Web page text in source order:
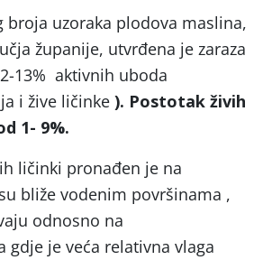
broja uzoraka plodova maslina,
županije, utvrđena je zaraza
13% aktivnih uboda
i žive ličinke ). Postotak živih
1- 9%.
ličinki pronađen je na
bliže vodenim površinama ,
odnosno na
je veća relativna vlaga